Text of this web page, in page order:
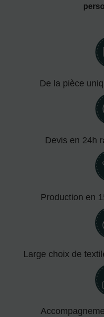
De la pièce
Devis en 24h
Production en
Large choix de